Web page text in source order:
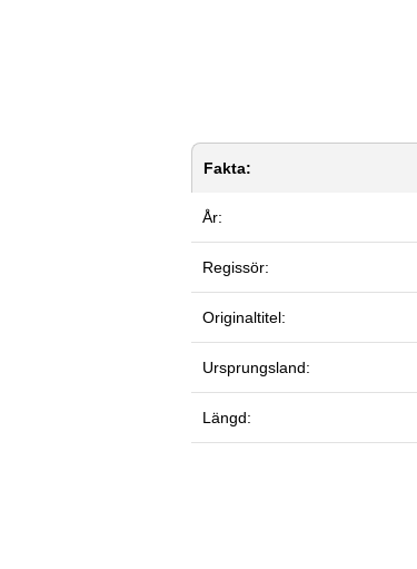
Fakta:
År:
Regissör:
Originaltitel:
Ursprungsland:
Längd: